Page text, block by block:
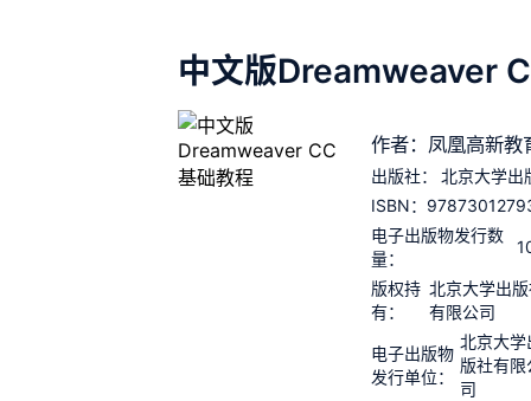
中文版Dreamweaver
作者：凤凰高新教
出版社：
北京大学出
ISBN：
电子出版物发行数
量：
版权持
有：
北京大学出
有限公司
电子出版物
发行单位：
北京大学
版社有限
司